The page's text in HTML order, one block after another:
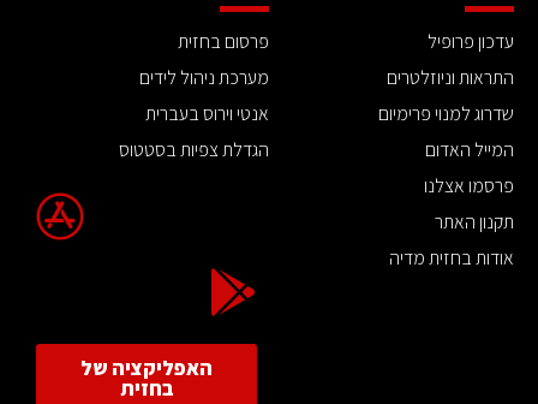
עדכון פרופיל
התראות וניוזלטרים
שדרוג למנוי פרימיום
המייל האדום
פרסמו אצלנו
תקנון האתר
אודות בחזית מדיה
פרסום בחזית
מערכת ניהול לידים
אנטי וירוס בעברית
הגדלת צפיות בסטטוס
האפליקציה של
בחזית